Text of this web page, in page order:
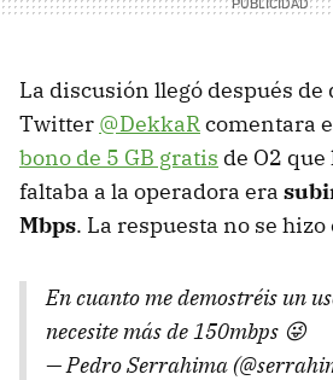
La discusión llegó después de
Twitter @DekkaRcomentara
bono de 5 GB gratis de O2
faltaba a la operadora era
Mbps. La respuesta no se
En cuanto me demostréis un
necesite más de 150mbps 😜
— Pedro Serrahima